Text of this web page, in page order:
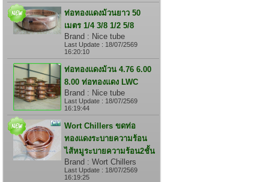
ท่อทองแดงม้วนยาว 50
เมตร 1/4 3/8 1/2 5/8
Brand : Nice tube
Last Update : 18/07/2569
16:20:10
ท่อทองแดงม้วน 4.76 6.00
8.00 ท่อทองแดง LWC
Brand : Nice tube
Last Update : 18/07/2569
16:19:44
Wort Chillers ขดท่อ
ทองแดงระบายความร้อน
ไส้หมูระบายความร้อน2ชั้น
Brand : Wort Chillers
Last Update : 18/07/2569
16:19:25